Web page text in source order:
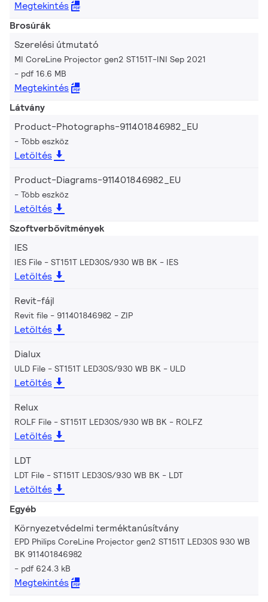
Megtekintés
Brosúrák
Szerelési útmutató
MI CoreLine Projector gen2 ST151T-INI Sep 2021
pdf 16.6 MB
Megtekintés
Látvány
Product-Photographs-911401846982_EU
Több eszköz
Letöltés
Product-Diagrams-911401846982_EU
Több eszköz
Letöltés
Szoftverbővítmények
IES
IES File - ST151T LED30S/930 WB BK IES
Letöltés
Revit-fájl
Revit file - 911401846982 ZIP
Letöltés
Dialux
ULD File - ST151T LED30S/930 WB BK ULD
Letöltés
Relux
ROLF File - ST151T LED30S/930 WB BK ROLFZ
Letöltés
LDT
LDT File - ST151T LED30S/930 WB BK LDT
Letöltés
Egyéb
Környezetvédelmi terméktanúsítvány
EPD Philips CoreLine Projector gen2 ST151T LED30S 930 WB
BK 911401846982
pdf 624.3 kB
Megtekintés